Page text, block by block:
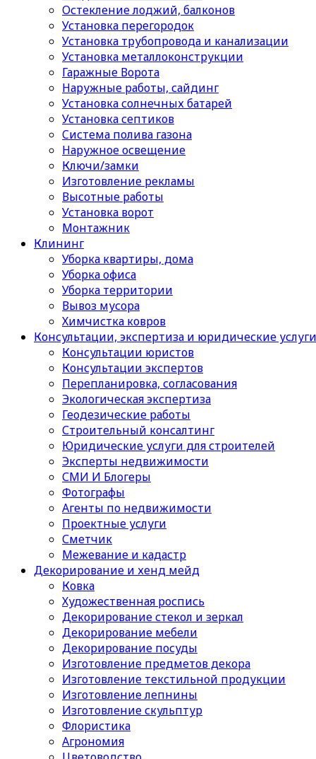
Остекление лоджий, балконов
Установка перегородок
Установка трубопровода и канализации
Установка металлоконструкции
Гаражные Ворота
Наружные работы, сайдинг
Установка солнечных батарей
Установка септиков
Cистема полива газона
Наружное освещение
Ключи/замки
Изготовление рекламы
Высотные работы
Установка ворот
Монтажник
Клининг
Уборка квартиры, дома
Уборка офиса
Уборка территории
Вывоз мусора
Химчистка ковров
Консультации, экспертиза и юридические услуги
Консультации юристов
Консультации экспертов
Перепланировка, согласования
Экологическая экспертиза
Геодезические работы
Строительный консалтинг
Юридические услуги для строителей
Эксперты недвижимости
СМИ И Блогеры
Фотографы
Агенты по недвижимости
Проектные услуги
Сметчик
Межевание и кадастр
Декорирование и хенд мейд
Ковка
Художественная роспись
Декорирование стекол и зеркал
Декорирование мебели
Декорирование посуды
Изготовление предметов декора
Изготовление текстильной продукции
Изготовление лепнины
Изготовление скульптур
Флористика
Агрономия